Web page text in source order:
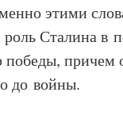
этими
роль Сталина в
победы, причем
до войны.